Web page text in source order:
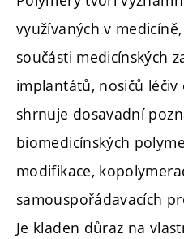
využívaných v
součásti medicínských
implantátů, nosičů
shrnuje dosavadní
biomedicínských
modifikace,
samouspořádavacích
Je kladen důraz na